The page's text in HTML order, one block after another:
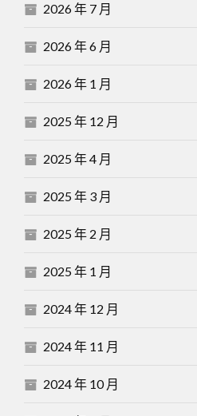
2026 年 7 月
2026 年 6 月
2026 年 1 月
2025 年 12 月
2025 年 4 月
2025 年 3 月
2025 年 2 月
2025 年 1 月
2024 年 12 月
2024 年 11 月
2024 年 10 月